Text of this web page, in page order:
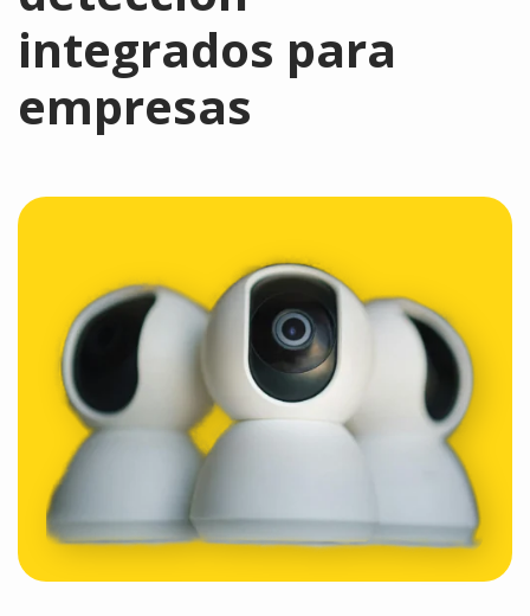
integrados para
empresas